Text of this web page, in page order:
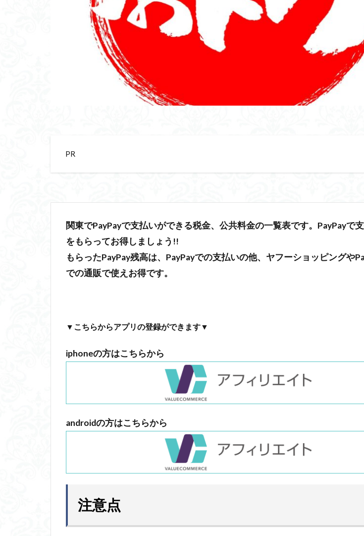
PR
関東でPayPayで支払いができる税金、公共料金の一覧表です。PayPayで
をもらってお得しましょう!!
もらったPayPay残高は、PayPayでの支払いの他、ヤフーショッピングや
での通販で使えお得です。
▼こちらからアプリの登録ができます▼
iphoneの方はこちらから
androidの方はこちらから
注意点